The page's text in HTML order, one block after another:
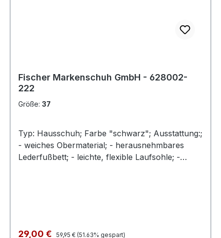
Fischer Markenschuh GmbH - 628002-
222
Größe: 37
Typ: Hausschuh; Farbe "schwarz"; Ausstattung:;
- weiches Obermaterial; - herausnehmbares
Lederfußbett; - leichte, flexible Laufsohle; -
Verkaufspreis:
29,00 € Regulärer Preis:
59,95 € (51.63% gespart)